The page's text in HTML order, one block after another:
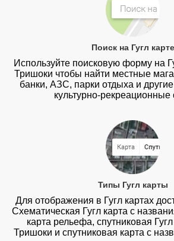
Поиск на Гугл карте
Используйте поисковую форму на
Тришоки чтобы найти местные
банки, АЗС, парки отдыха и
культурно-рекреационные
Типы Гугл карты
Для отображения в Гугл картах
Схематическая Гугл карта с
карта рельефа, спутниковая
Тришоки и спутниковая карта с